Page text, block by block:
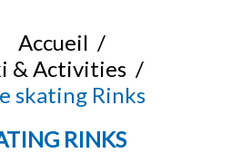
Accueil /
& Activities /
skating Rinks
RINKS